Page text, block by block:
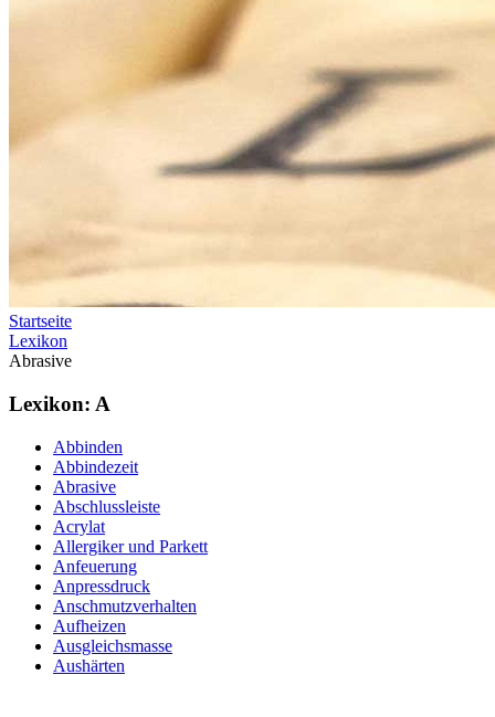
Startseite
Lexikon
Abrasive
Lexikon: A
Abbinden
Abbindezeit
Abrasive
Abschlussleiste
Acrylat
Allergiker und Parkett
Anfeuerung
Anpressdruck
Anschmutzverhalten
Aufheizen
Ausgleichsmasse
Aushärten